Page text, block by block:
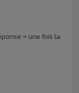
» une fois la